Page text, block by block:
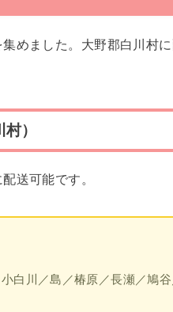
めました。大野郡白川村
）
送可能です。
白川／島／椿原／長瀬／鳩